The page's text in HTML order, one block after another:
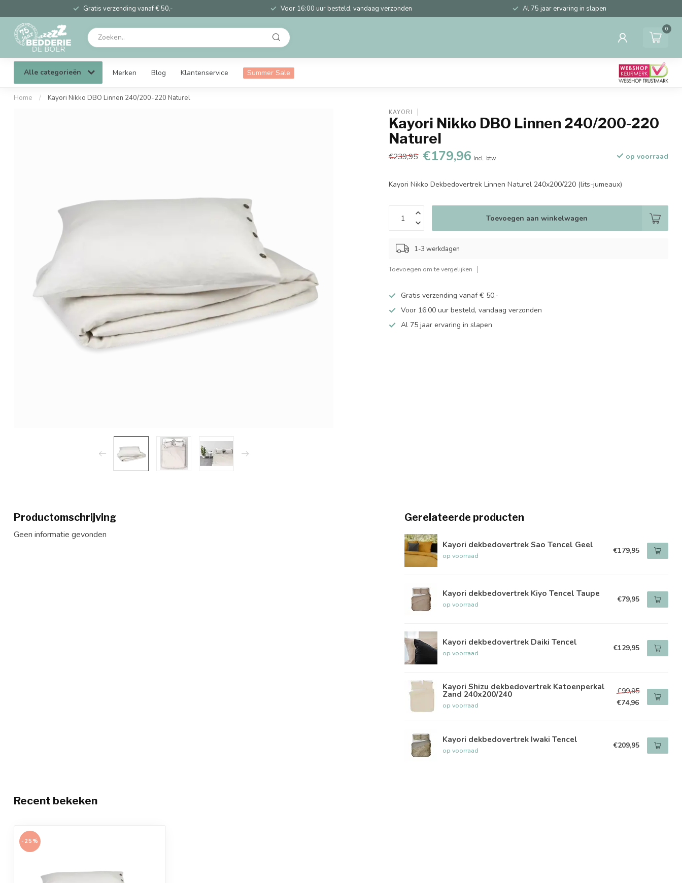
Gratis verzending vanaf € 50,- Voor 16:00 uur besteld, vandaag verzonden Al 75 jaar ervaring in slapen
0
Alle categorieën Merken Blog Klantenservice Summer Sale
Home / Kayori Nikko DBO Linnen 240/200-220 Naturel
KAYORI
Kayori Nikko DBO Linnen 240/200-220
Naturel
€239,95 €179,96 Incl. btw op voorraad
Kayori Nikko Dekbedovertrek Linnen Naturel 240x200/220 (lits-jumeaux)
Toevoegen aan winkelwagen
1-3 werkdagen
Toevoegen om te vergelijken
Gratis verzending vanaf € 50,-
Voor 16:00 uur besteld, vandaag verzonden
Al 75 jaar ervaring in slapen
Productomschrijving
Geen informatie gevonden
Gerelateerde producten
Kayori dekbedovertrek Sao Tencel Geel
op voorraad €179,95
Kayori dekbedovertrek Kiyo Tencel Taupe
op voorraad €79,95
Kayori dekbedovertrek Daiki Tencel
op voorraad €129,95
Kayori Shizu dekbedovertrek Katoenperkal
Zand 240x200/240
op voorraad
€99,95
€74,96
Kayori dekbedovertrek Iwaki Tencel
op voorraad €209,95
Recent bekeken
-25%